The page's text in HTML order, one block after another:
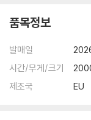
2) 컬러 디스크의 특
있습니다.
3) 컬러 디스크는 제작
※ 반품/교환 안내
품목정보
발매일
시간/무게/크기
제조국
EU